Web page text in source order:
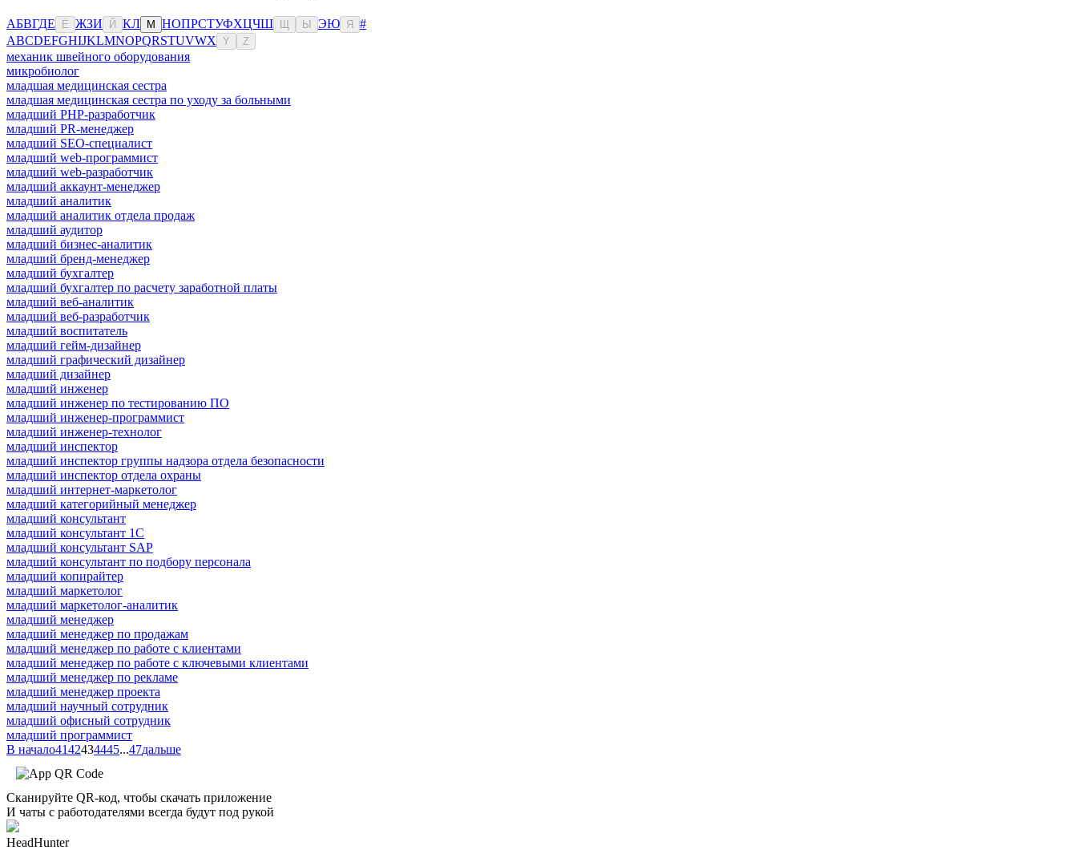
АБВГДЕ Ё ЖЗИ Й КЛ М НОПРСТУФХЦЧШ Ы ЭЮ Я
#
ABCDEFGHIJKLMNOPQRSTUVWX Y Z
механик швейного оборудования
микробиолог
младшая медицинская сестра
младшая медицинская сестра по уходу за больными
младший PHP-разработчик
младший PR-менеджер
младший SEO-специалист
младший web-программист
младший web-разработчик
младший аккаунт-менеджер
младший аналитик
младший аналитик отдела продаж
младший аудитор
младший бизнес-аналитик
младший бренд-менеджер
младший бухгалтер
младший бухгалтер по расчету заработной платы
младший веб-аналитик
младший веб-разработчик
младший воспитатель
младший гейм-дизайнер
младший графический дизайнер
младший дизайнер
младший инженер
младший инженер по тестированию ПО
младший инженер-программист
младший инженер-технолог
младший инспектор
младший инспектор группы надзора отдела безопасности
младший инспектор отдела охраны
младший интернет-маркетолог
младший категорийный менеджер
младший консультант
младший консультант 1С
младший консультант SAP
младший консультант по подбору персонала
младший копирайтер
младший маркетолог
младший маркетолог-аналитик
младший менеджер
младший менеджер по продажам
младший менеджер по работе с клиентами
младший менеджер по работе с ключевыми клиентами
младший менеджер по рекламе
младший менеджер проекта
младший научный сотрудник
младший офисный сотрудник
младший программист
В начало4142434445...47дальше
Сканируйте QR-код, чтобы скачать приложение
И чаты с работодателями всегда будут под рукой
HeadHunter